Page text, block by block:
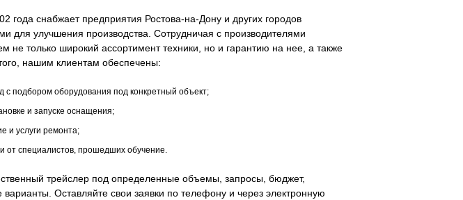
года снабжает предприятия Ростова-на-Дону и других городов
для улучшения производства. Сотрудничая с производителями
не только широкий ассортимент техники, но и гарантию на нее, а также
нашим клиентам обеспечены:
с подбором оборудования под конкретный объект;
и запуске оснащения;
и услуги ремонта;
от специалистов, прошедших обучение.
трейслер под определенные объемы, запросы, бюджет,
Оставляйте свои заявки по телефону и через электронную